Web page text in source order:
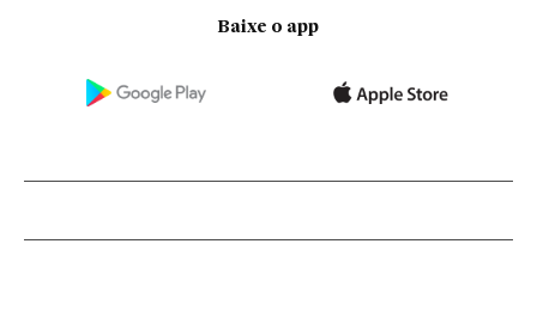
Baixe o app